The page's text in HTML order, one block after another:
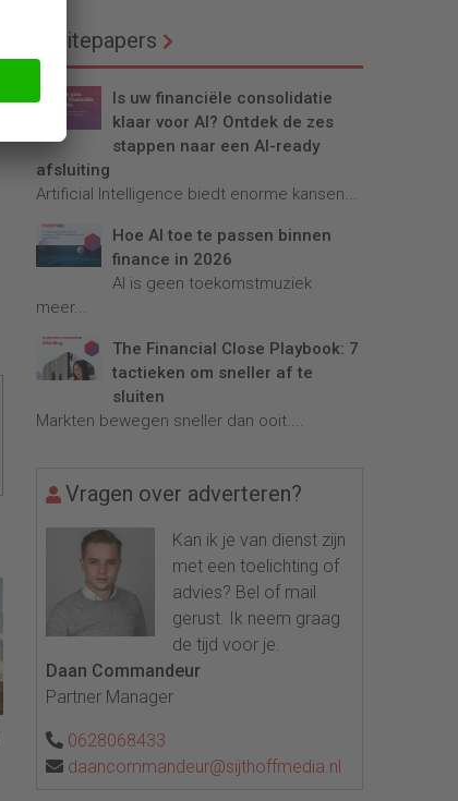
Whitepapers
Is uw financiële consolidatie
klaar voor AI? Ontdek de zes
stappen naar een AI-ready
afsluiting
Artificial Intelligence biedt enorme kansen...
Hoe AI toe te passen binnen
finance in 2026
AI is geen toekomstmuziek
meer...
The Financial Close Playbook: 7
tactieken om sneller af te
sluiten
Markten bewegen sneller dan ooit....
Vragen over adverteren?
Kan ik je van dienst zijn
met een toelichting of
advies? Bel of mail
gerust. Ik neem graag
de tijd voor je.
Daan Commandeur
Partner Manager
0628068433
daancommandeur@sijthoffmedia.nl